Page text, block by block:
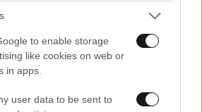
to enable storage
like cookies on web or
in apps.
user data to be sent to